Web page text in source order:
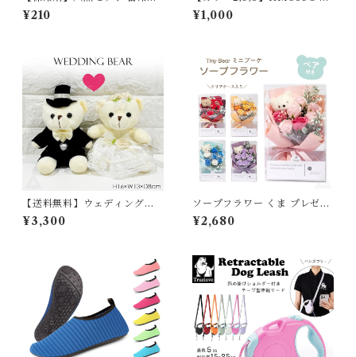
スノーパック 50g ペットクー
ルネック用
¥210
冷剤付き クールネック 犬 リッ
プストップナイロン生地 撥水
ード裏生地防水 アルミ フレン
チブルドック 4層構造使用 フ
レブル クールスヌード 水玉 熱
中症予防 小型犬 中型犬 大型犬
ITEM066
¥1,000
【送料無料】ウェディングベ
ア ウェルカムベア 結婚式 くま
ぬいぐるみ テディベア 人形 プ
ングドール ウェルカムドール
ブライダルベア ウェルカムス
ペース 電報 ウェディングドレ
ス タキシード 結婚祝い SF-G
M-5672
¥3,300
ソープフラワー くま プレゼン
ト 花 Tiny Bear ブーケ ミニ
ブーケ プチギフト ベアブーケ
フラワーギフト おしゃれ 可愛
い ホワイトデー ピンク レッド
ラベンダー オレンジ ブルー 送
料無料 SF-KUSO-23040
¥2,680